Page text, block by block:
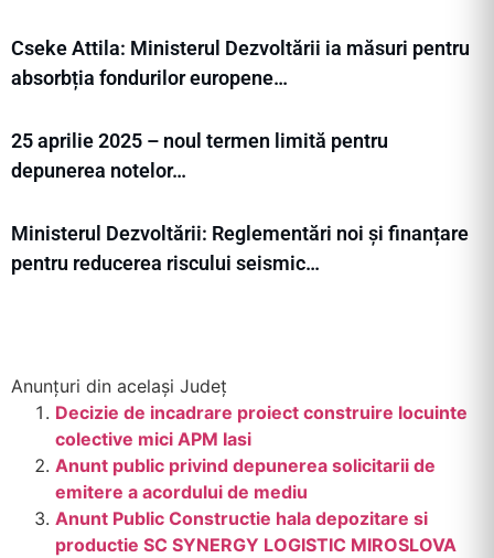
Cseke Attila: Ministerul Dezvoltării ia măsuri pentru
absorbția fondurilor europene…
25 aprilie 2025 – noul termen limită pentru
depunerea notelor…
Ministerul Dezvoltării: Reglementări noi și finanțare
pentru reducerea riscului seismic…
Anunțuri din același Județ
Decizie de incadrare proiect construire locuinte
colective mici APM Iasi
Anunt public privind depunerea solicitarii de
emitere a acordului de mediu
Anunt Public Constructie hala depozitare si
productie SC SYNERGY LOGISTIC MIROSLOVA